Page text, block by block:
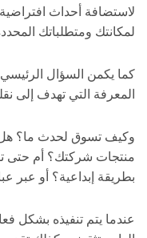
لاستضافة أحداث
لمكانتك ومتطلباتك
كما يكمن السؤال
المعرفة التي تهدف إلى
وكيف تسوق لحدث ما؟
منتجات شركتك؟ أم حتى
بطريقة إبداعية؟ أو عبر
عندما يتم تنفيذه بشكل